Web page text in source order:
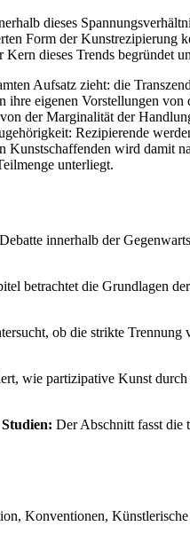
dieses
Form der
dieses Trends begründet
Aufsatz zieht: die
eigenen Vorstellungen
der Marginalität der
Rezipierende
wird
unterliegt.
innerhalb der
betrachtet die Grundlagen
ob die strikte Trennung
wie partizipative Kunst
Der Abschnitt fasst die
Konventionen,